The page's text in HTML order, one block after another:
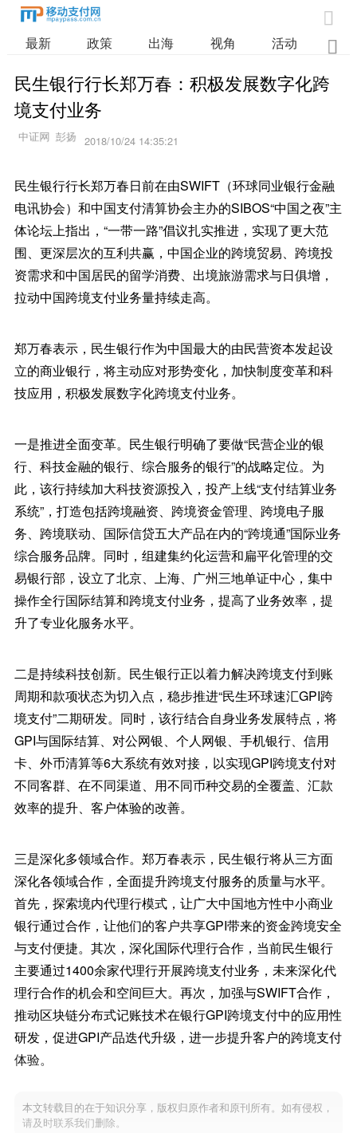

最新 政策 出海 视角 活动 业

民生银行行长郑万春：积极发展数字化跨
境支付业务
2018/10/24 14:35:21
民生银行行长郑万春日前在由SWIFT（环球同业银行金融
电讯协会）和中国支付清算协会主办的SIBOS“中国之夜”主
体论坛上指出，“一带一路”倡议扎实推进，实现了更大范
围、更深层次的互利共赢，中国企业的跨境贸易、跨境投
资需求和中国居民的留学消费、出境旅游需求与日俱增，
拉动中国跨境支付业务量持续走高。
郑万春表示，民生银行作为中国最大的由民营资本发起设
立的商业银行，将主动应对形势变化，加快制度变革和科
技应用，积极发展数字化跨境支付业务。
一是推进全面变革。民生银行明确了要做“民营企业的银
行、科技金融的银行、综合服务的银行”的战略定位。为
此，该行持续加大科技资源投入，投产上线“支付结算业务
系统”，打造包括跨境融资、跨境资金管理、跨境电子服
务、跨境联动、国际信贷五大产品在内的“跨境通”国际业务
综合服务品牌。同时，组建集约化运营和扁平化管理的交
易银行部，设立了北京、上海、广州三地单证中心，集中
操作全行国际结算和跨境支付业务，提高了业务效率，提
升了专业化服务水平。
二是持续科技创新。民生银行正以着力解决跨境支付到账
周期和款项状态为切入点，稳步推进“民生环球速汇GPI跨
境支付”二期研发。同时，该行结合自身业务发展特点，将
GPI与国际结算、对公网银、个人网银、手机银行、信用
卡、外币清算等6大系统有效对接，以实现GPI跨境支付对
不同客群、在不同渠道、用不同币种交易的全覆盖、汇款
效率的提升、客户体验的改善。
三是深化多领域合作。郑万春表示，民生银行将从三方面
深化各领域合作，全面提升跨境支付服务的质量与水平。
首先，探索境内代理行模式，让广大中国地方性中小商业
银行通过合作，让他们的客户共享GPI带来的资金跨境安全
与支付便捷。其次，深化国际代理行合作，当前民生银行
主要通过1400余家代理行开展跨境支付业务，未来深化代
理行合作的机会和空间巨大。再次，加强与SWIFT合作，
推动区块链分布式记账技术在银行GPI跨境支付中的应用性
研发，促进GPI产品迭代升级，进一步提升客户的跨境支付
体验。
本文转载目的在于知识分享，版权归原作者和原刊所有。如有侵权，
请及时联系我们删除。